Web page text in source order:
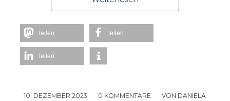
teilen teilen
teilen
10. DEZEMBER 2023
/ 0 KOMMENTARE
/ VON DANIELA